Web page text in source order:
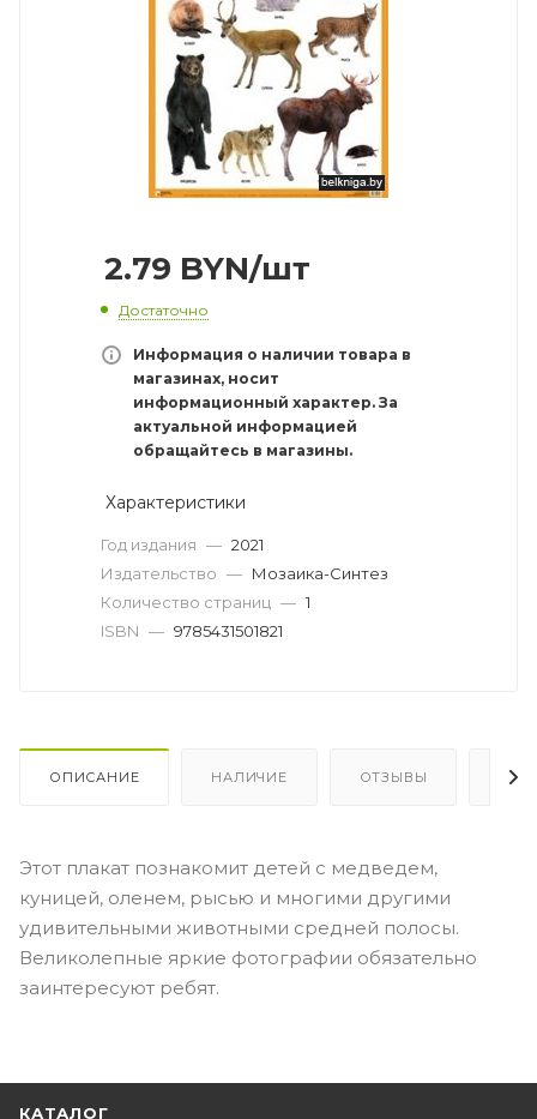
2.79 BYN/шт
Достаточно
Информация о наличии товара в
магазинах, носит
информационный характер. За
актуальной информацией
обращайтесь в магазины.
Характеристики
Год издания — 2021
Издательство — Мозаика-Синтез
Количество страниц — 1
ISBN — 9785431501821
ОПИСАНИЕ НАЛИЧИЕ ОТЗЫВЫ
Этот плакат познакомит детей с медведем,
куницей, оленем, рысью и многими другими
удивительными животными средней полосы.
Великолепные яркие фотографии обязательно
заинтересуют ребят.
КАТАЛОГ